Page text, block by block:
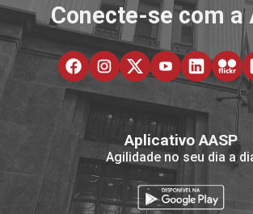
Conecte-se com a
Aplicativo AASP
Agilidade no seu dia a